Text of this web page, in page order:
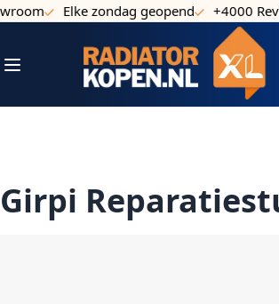
Ga naar de inhoud
Elke zondag geopend +4000
Toggle Nav
Girpi